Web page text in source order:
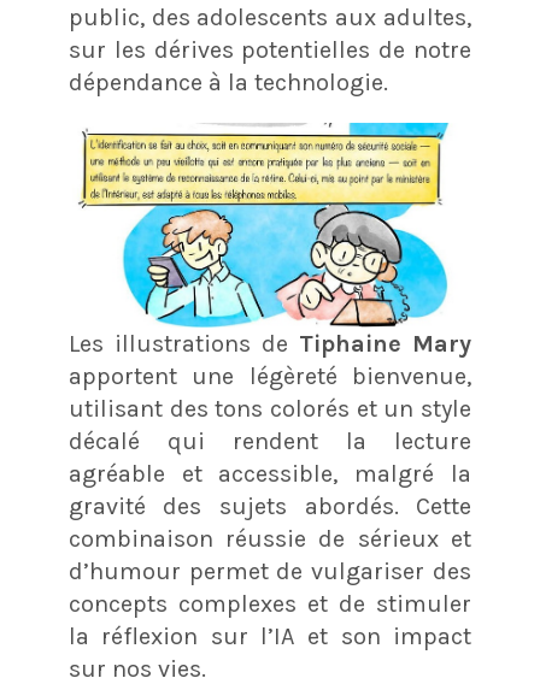
public, des adolescents aux adultes,
sur les dérives potentielles de notre
dépendance à la technologie​​.
Les illustrations de Tiphaine Mary
apportent une légèreté bienvenue,
utilisant des tons colorés et un style
décalé qui rendent la lecture
agréable et accessible, malgré la
gravité des sujets abordés. Cette
combinaison réussie de sérieux et
d’humour permet de vulgariser des
concepts complexes et de stimuler
la réflexion sur l’IA et son impact
sur nos vies​​.